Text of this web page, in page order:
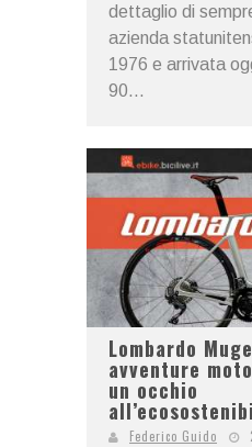
dettaglio di
azienda
1976 e arrivata
90...
Lombardo
avventure
un occhio
Federico Guido